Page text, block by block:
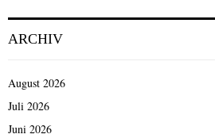
ARCHIV
August 2026
Juli 2026
Juni 2026